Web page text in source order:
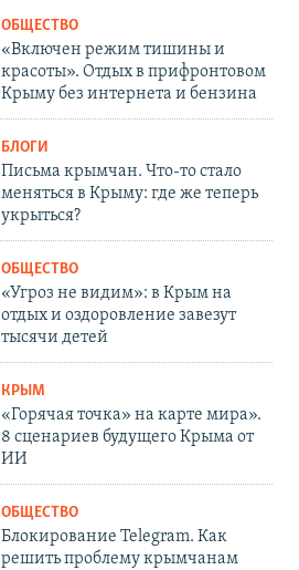
ОБЩЕСТВО
«Включен режим тишины и
красоты». Отдых в прифронтовом
Крыму без интернета и бензина
БЛОГИ
Письма крымчан. Что-то стало
меняться в Крыму: где же теперь
укрыться?
ОБЩЕСТВО
«Угроз не видим»: в Крым на
отдых и оздоровление завезут
тысячи детей
КРЫМ
«Горячая точка» на карте мира».
8 сценариев будущего Крыма от
ИИ
ОБЩЕСТВО
Блокирование Telegram. Как
решить проблему крымчанам